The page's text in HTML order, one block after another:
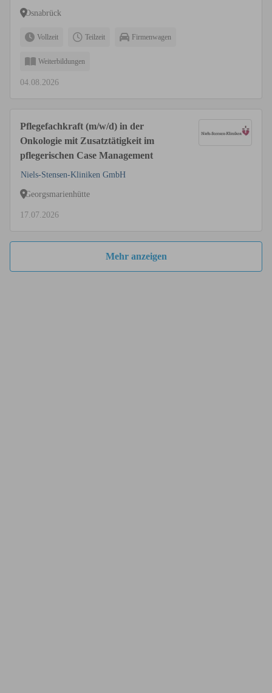
Osnabrück
Vollzeit Teilzeit Firmenwagen
Weiterbildungen
04.08.2026
Pflegefachkraft (m/w/d) in der
Onkologie mit Zusatztätigkeit im
pflegerischen Case Management
Niels-Stensen-Kliniken GmbH
Georgsmarienhütte
17.07.2026
Mehr anzeigen